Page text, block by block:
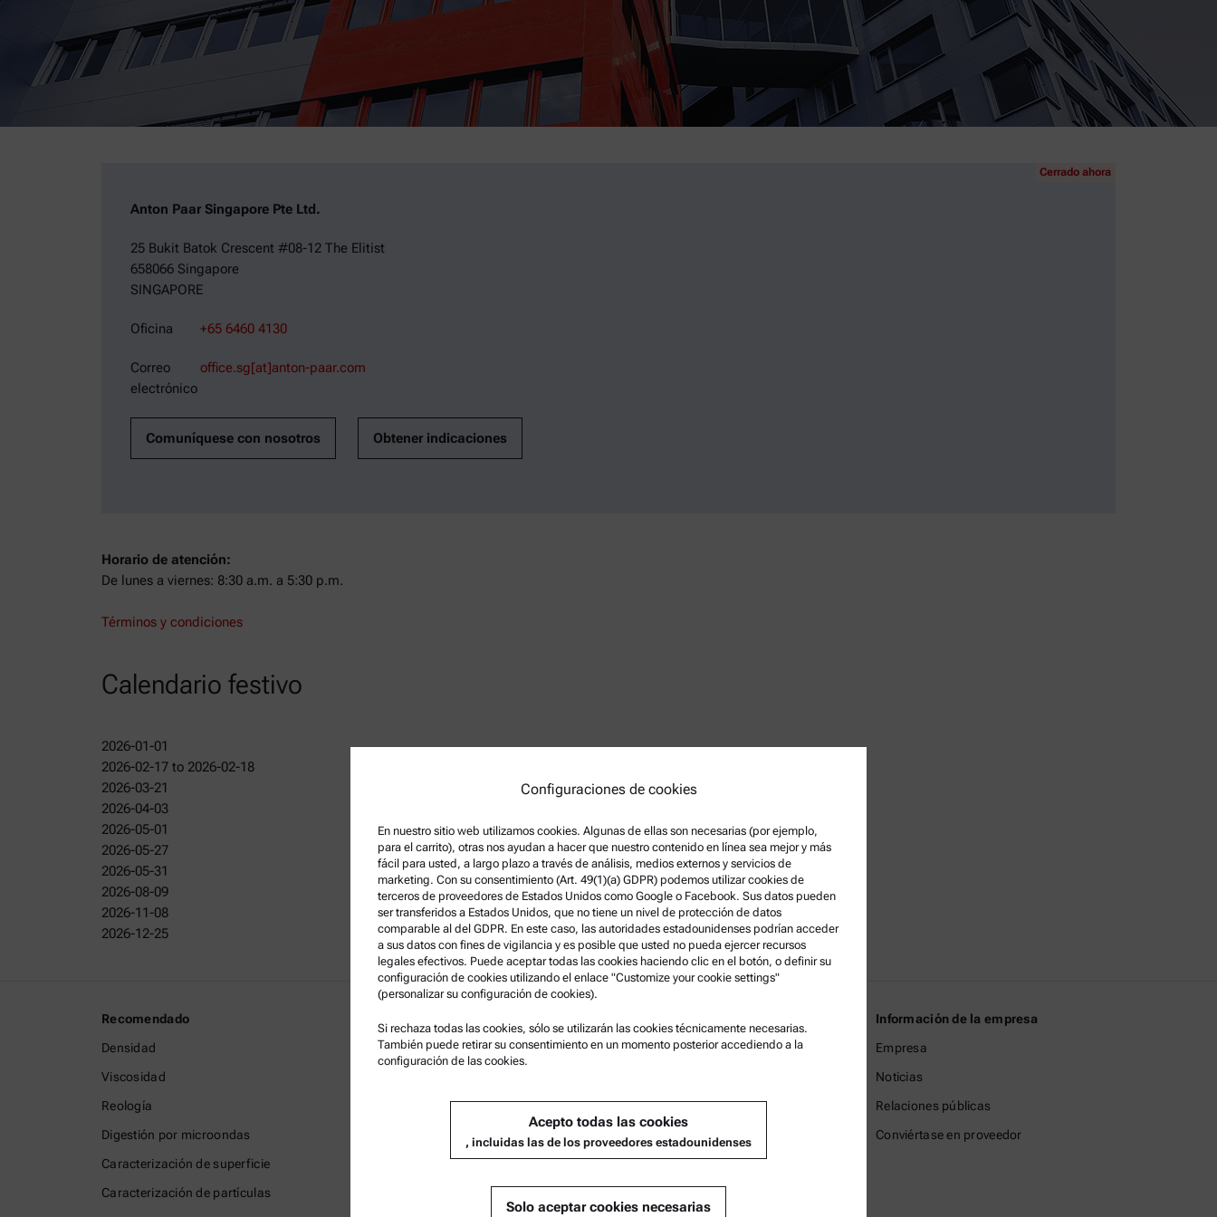
Anton Paar Singapore Pte Ltd.
25 Bukit Batok Crescent #08-12 The Elitist
658066 Singapore
SINGAPORE
Oficina +65 6460 4130
Correo
electrónico
office.sg[at]anton-paar.com
Comuníquese con nosotros Obtener indicaciones
Cerrado ahora
Horario de atención:
De lunes a viernes: 8:30 a.m. a 5:30 p.m.
Términos y condiciones
Calendario festivo
2026-01-01
2026-02-17 to 2026-02-18
2026-03-21
2026-04-03
2026-05-01
2026-05-27
2026-05-31
2026-08-09
2026-11-08
2026-12-25
Recomendado
Densidad
Viscosidad
Reología
Digestión por microondas
Caracterización de superficie
Caracterización de partículas
Términos y condiciones
Política de privacidad
Condiciones de uso
Anton Paar Certified Service
Centros técnicos Anton Paar
Comuníquese con nosotros
Información de la empresa
Empresa
Noticias
Relaciones públicas
Conviértase en proveedor
Configuraciones de cookies
En nuestro sitio web utilizamos cookies. Algunas de ellas son necesarias (por ejemplo,
para el carrito), otras nos ayudan a hacer que nuestro contenido en línea sea mejor y más
fácil para usted, a largo plazo a través de análisis, medios externos y servicios de
marketing. Con su consentimiento (Art. 49(1)(a) GDPR) podemos utilizar cookies de
terceros de proveedores de Estados Unidos como Google o Facebook. Sus datos pueden
ser transferidos a Estados Unidos, que no tiene un nivel de protección de datos
comparable al del GDPR. En este caso, las autoridades estadounidenses podrían acceder
a sus datos con fines de vigilancia y es posible que usted no pueda ejercer recursos
legales efectivos. Puede aceptar todas las cookies haciendo clic en el botón, o definir su
configuración de cookies utilizando el enlace "Customize your cookie settings"
(personalizar su configuración de cookies).
Si rechaza todas las cookies, sólo se utilizarán las cookies técnicamente necesarias.
También puede retirar su consentimiento en un momento posterior accediendo a la
configuración de las cookies.
Acepto todas las cookies
, incluidas las de los proveedores estadounidenses
Solo aceptar cookies necesarias